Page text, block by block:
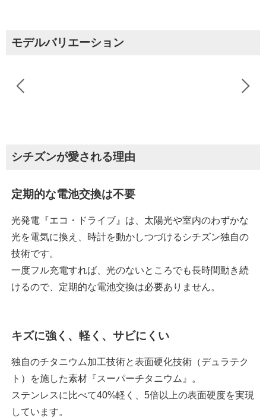
モデルバリエーション
シチズンが愛される理由
定期的な電池交換は不要
光発電『エコ・ドライブ』は、太陽光や室内のわずかな
光を電気に換え、時計を動かしつづけるシチズン独自の
技術です。
一度フル充電すれば、光のないところでも長時間動き続
けるので、定期的な電池交換は必要ありません。
キズに強く、軽く、サビにくい
独自のチタニウム加工技術と表面硬化技術（デュラテク
ト）を施した素材『スーパーチタニウム』。
ステンレスに比べて40%軽く、5倍以上の表面硬度を実現
しています。